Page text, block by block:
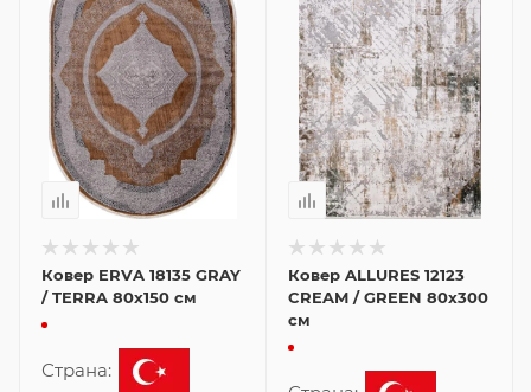
Ковер ERVA 18135 GRAY
/ TERRA 80x150 см
Страна:
Ковер ALLURES 12123
CREAM / GREEN 80x300
см